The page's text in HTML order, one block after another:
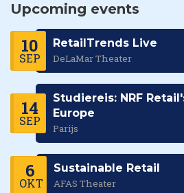
Upcoming events
10
SEP
RetailTrends Live
DeLaMar Theater
14
SEP
Studiereis: NRF
Europe
Parijs
6
OKT
Sustainable Retail
AFAS Theater